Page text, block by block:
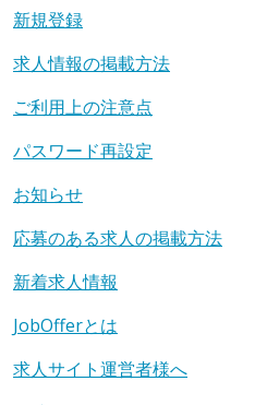
新規登録
求人情報の掲載方法
ご利用上の注意点
パスワード再設定
お知らせ
応募のある求人の掲載方法
新着求人情報
JobOfferとは
求人サイト運営者様へ